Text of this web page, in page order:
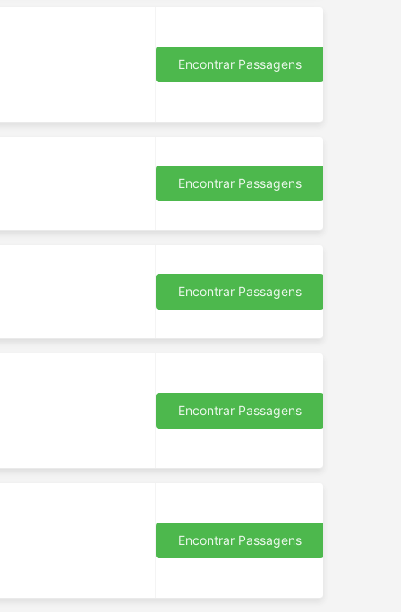
Encontrar Passagens
Encontrar Passagens
Encontrar Passagens
Encontrar Passagens
Encontrar Passagens